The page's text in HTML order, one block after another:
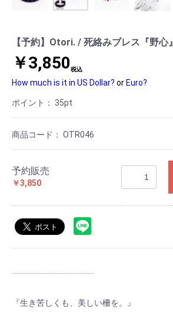
【予約】Otori. / 死絡みブレス『野心』
￥3,850税込
How much is it in US Dollar? or Euro?
ポイント： 35pt
商品コード： OTR046
予約販売
￥3,850
┈┈┈┈┈┈┈┈┈┈
『生き苦しくも、美しい柵を。』